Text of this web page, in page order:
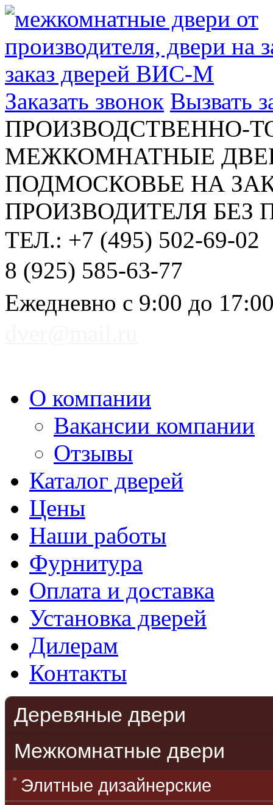
Заказать звонок Вызвать
ПРОИЗВОДСТВЕННО-
МЕЖКОМНАТНЫЕ
ПОДМОСКОВЬЕ НА
ПРОИЗВОДИТЕЛЯ БЕЗ
ТЕЛ.: +7 (495) 502-69-02
8 (925) 585-63-77
Ежедневно с 9:00 до
О компании
Вакансии компании
Отзывы
Каталог дверей
Цены
Наши работы
Фурнитура
Оплата и доставка
Установка дверей
Дилерам
Контакты
Деревяные двери
Межкомнатные двери
Элитные дизайнерские